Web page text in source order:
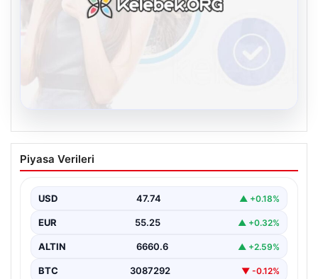
08.08.2026
Kelebek.Org İle Sanal İletişimin Seviyeli
Adresi Ve Sohbet Deneyimi
oluşturması büyük bir hassasiyet ifade etmektedir.
Halen…
Piyasa Verileri
USD 47.74 ▲ +0.18%
EUR 55.25 ▲ +0.32%
ALTIN 6660.6 ▲ +2.59%
BTC 3087292 ▼ -0.12%